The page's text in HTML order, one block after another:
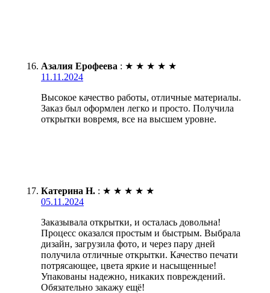
Азалия Ерофеева : ★ ★ ★ ★ ★
11.11.2024
Высокое качество работы, отличные материалы.
Заказ был оформлен легко и просто. Получила
открытки вовремя, все на высшем уровне.
Катерина Н. : ★ ★ ★ ★ ★
05.11.2024
Заказывала открытки, и осталась довольна!
Процесс оказался простым и быстрым. Выбрала
дизайн, загрузила фото, и через пару дней
получила отличные открытки. Качество печати
потрясающее, цвета яркие и насыщенные!
Упакованы надежно, никаких повреждений.
Обязательно закажу ещё!